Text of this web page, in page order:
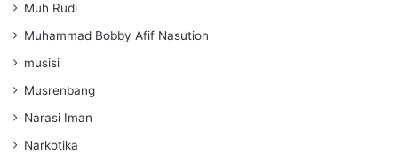
Muh Rudi
Muhammad Bobby Afif Nasution
musisi
Musrenbang
Narasi Iman
Narkotika